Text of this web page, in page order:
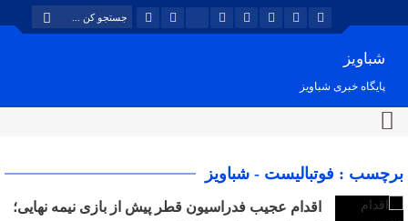
شباویز
پایگاه خبری شباویز
برچسب : فوتبالیست - شباویز
اقدام عجیب فدراسیون قطر پیش از بازی نیمه نهایی؛